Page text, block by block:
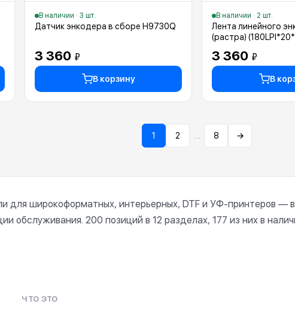
В наличии · 3 шт.
Датчик энкодера в сборе H9730Q
3 360 ₽
В корзину
В наличии · 2 шт.
Лента линейного
(растра)
3 360 ₽
В
1 2 … 8 →
для широкоформатных, интерьерных, DTF и УФ-принтеров —
обслуживания. 200 позиций в 12 разделах, 177 из них в
ЧТО ЭТО